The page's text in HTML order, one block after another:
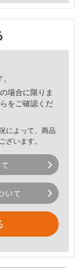
場合に限りま
をご確認くだ
によって、商品
ざいます。
いて